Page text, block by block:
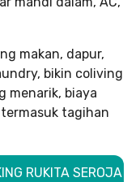
makan, dapur,
bikin coliving
menarik, biaya
tagihan
RUKITA SEROJA